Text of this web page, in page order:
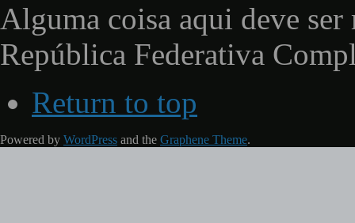
Alguma coisa aqui deve ser
República Federativa
Return to top
Powered by WordPress and the Graphene Theme.